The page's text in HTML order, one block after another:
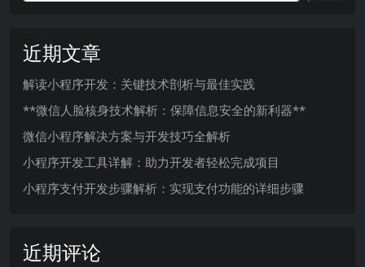
近期文章
解读小程序开发：关键技术剖析与最佳实践
**微信人脸核身技术解析：保障信息安全的新利器**
微信小程序解决方案与开发技巧全解析
小程序开发工具详解：助力开发者轻松完成项目
小程序支付开发步骤解析：实现支付功能的详细步骤
近期评论